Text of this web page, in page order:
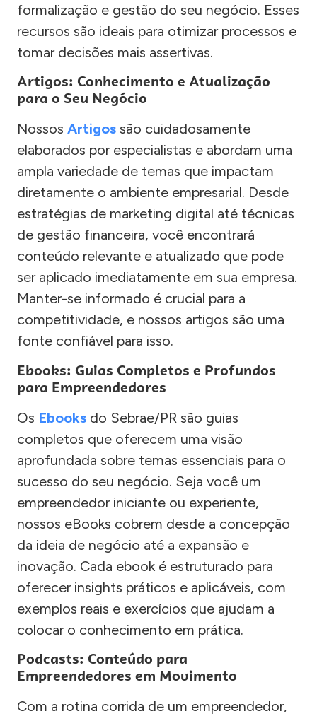
formalização e gestão do seu negócio. Esses
recursos são ideais para otimizar processos e
tomar decisões mais assertivas.
Artigos: Conhecimento e Atualização
para o Seu Negócio
Nossos Artigos são cuidadosamente
elaborados por especialistas e abordam uma
ampla variedade de temas que impactam
diretamente o ambiente empresarial. Desde
estratégias de marketing digital até técnicas
de gestão financeira, você encontrará
conteúdo relevante e atualizado que pode
ser aplicado imediatamente em sua empresa.
Manter-se informado é crucial para a
competitividade, e nossos artigos são uma
fonte confiável para isso.
Ebooks: Guias Completos e Profundos
para Empreendedores
Os Ebooks do Sebrae/PR são guias
completos que oferecem uma visão
aprofundada sobre temas essenciais para o
sucesso do seu negócio. Seja você um
empreendedor iniciante ou experiente,
nossos eBooks cobrem desde a concepção
da ideia de negócio até a expansão e
inovação. Cada ebook é estruturado para
oferecer insights práticos e aplicáveis, com
exemplos reais e exercícios que ajudam a
colocar o conhecimento em prática.
Podcasts: Conteúdo para
Empreendedores em Movimento
Com a rotina corrida de um empreendedor,